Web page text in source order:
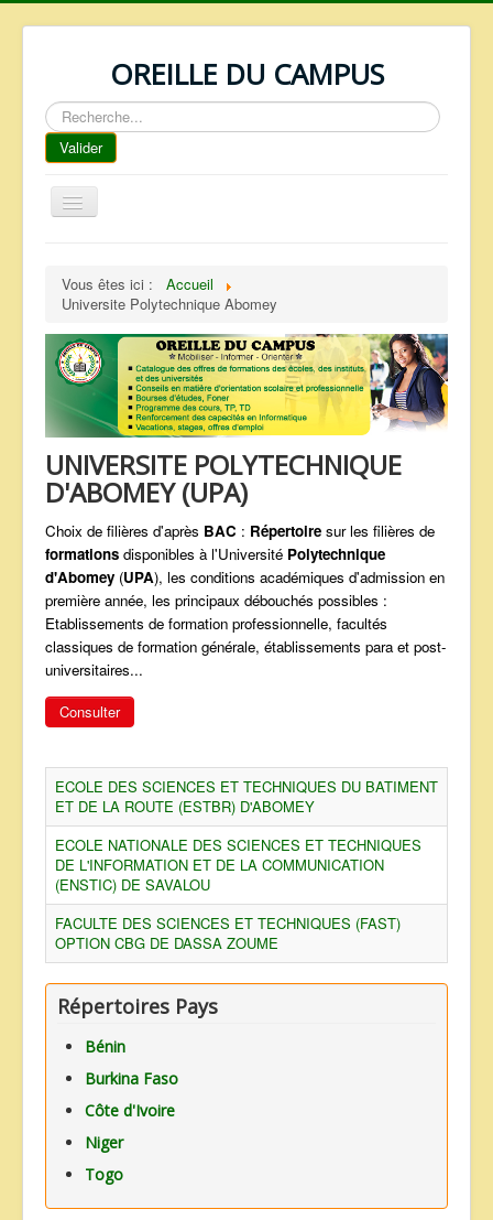
OREILLE DU CAMPUS
Rechercher
Valider
Basculer
la
REPERTOIRE
QUI SOMMES NOUS ?
NOS SERVICES
FAQ
CONTACTS
TELECHARGEMENTS
Vous êtes ici :
Accueil
Universite Polytechnique Abomey
UNIVERSITE POLYTECHNIQUE
D'ABOMEY (UPA)
Choix de filières d'après BAC : Répertoire sur les filières de
formations disponibles à l'Université Polytechnique
d'Abomey (UPA), les conditions académiques d'admission en
première année, les principaux débouchés possibles :
Etablissements de formation professionnelle, facultés
classiques de formation générale, établissements para et post-
universitaires...
Consulter
ECOLE DES SCIENCES ET TECHNIQUES DU BATIMENT
ET DE LA ROUTE (ESTBR) D'ABOMEY
ECOLE NATIONALE DES SCIENCES ET TECHNIQUES
DE L'INFORMATION ET DE LA COMMUNICATION
(ENSTIC) DE SAVALOU
FACULTE DES SCIENCES ET TECHNIQUES (FAST)
OPTION CBG DE DASSA ZOUME
Répertoires Pays
Bénin
Burkina Faso
Côte d'Ivoire
Niger
Togo